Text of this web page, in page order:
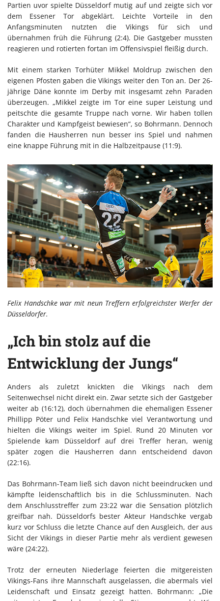
Partien uvor spielte Düsseldorf mutig auf und zeigte sich vor
dem Essener Tor abgeklärt. Leichte Vorteile in den
Anfangsminuten nutzten die Vikings für sich und
übernahmen früh die Führung (2:4). Die Gastgeber mussten
reagieren und rotierten fortan im Offensivspiel fleißig durch.
Mit einem starken Torhüter Mikkel Moldrup zwischen den
eigenen Pfosten gaben die Vikings weiter den Ton an. Der 26-
jährige Däne konnte im Derby mit insgesamt zehn Paraden
überzeugen. „Mikkel zeigte im Tor eine super Leistung und
peitschte die gesamte Truppe nach vorne. Wir haben tollen
Charakter und Kampfgeist bewiesen“, so Bohrmann. Dennoch
fanden die Hausherren nun besser ins Spiel und nahmen
eine knappe Führung mit in die Halbzeitpause (11:9).
Felix Handschke war mit neun Treffern erfolgreichster Werfer der
Düsseldorfer.
„Ich bin stolz auf die
Entwicklung der Jungs“
Anders als zuletzt knickten die Vikings nach dem
Seitenwechsel nicht direkt ein. Zwar setzte sich der Gastgeber
weiter ab (16:12), doch übernahmen die ehemaligen Essener
Phillipp Pöter und Felix Handschke viel Verantwortung und
hielten die Vikings weiter im Spiel. Rund 20 Minuten vor
Spielende kam Düsseldorf auf drei Treffer heran, wenig
später zogen die Hausherren dann entscheidend davon
(22:16).
Das Bohrmann-Team ließ sich davon nicht beeindrucken und
kämpfte leidenschaftlich bis in die Schlussminuten. Nach
dem Anschlusstreffer zum 23:22 war die Sensation plötzlich
greifbar nah. Düsseldorfs bester Akteur Handschke vergab
kurz vor Schluss die letzte Chance auf den Ausgleich, der aus
Sicht der Vikings in dieser Partie mehr als verdient gewesen
wäre (24:22).
Trotz der erneuten Niederlage feierten die mitgereisten
Vikings-Fans ihre Mannschaft ausgelassen, die abermals viel
Leidenschaft und Einsatz gezeigt hatten. Bohrmann: „Die